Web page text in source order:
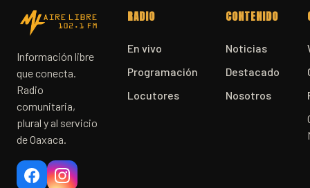
Información libre
que conecta.
Radio
comunitaria,
plural y al servicio
de Oaxaca.
RADIO
En vivo
Programación
Locutores
CONTENIDO
Noticias
Destacado
Nosotros